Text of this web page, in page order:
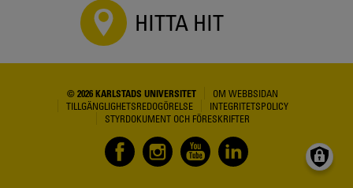
HITTA HIT
© 2026 KARLSTADS UNIVERSITET
OM WEBBSIDAN
TILLGÄNGLIGHETSREDOGÖRELSE
INTEGRITETSPOLICY
STYRDOKUMENT OCH FÖRESKRIFTER